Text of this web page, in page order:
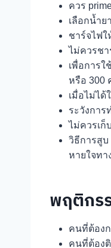
ควร
เลือกน้ำย
ชาร์จไฟ
ไม่ควรชา
เพื่อการใ
หรือ 300
เมื่อไม่ได้
ระวังการ
ไม่ควรเก็
วิธีการสูบ
หายใจทา
พฤติกรร
คนที่ต้อง
คนที่ต้อง